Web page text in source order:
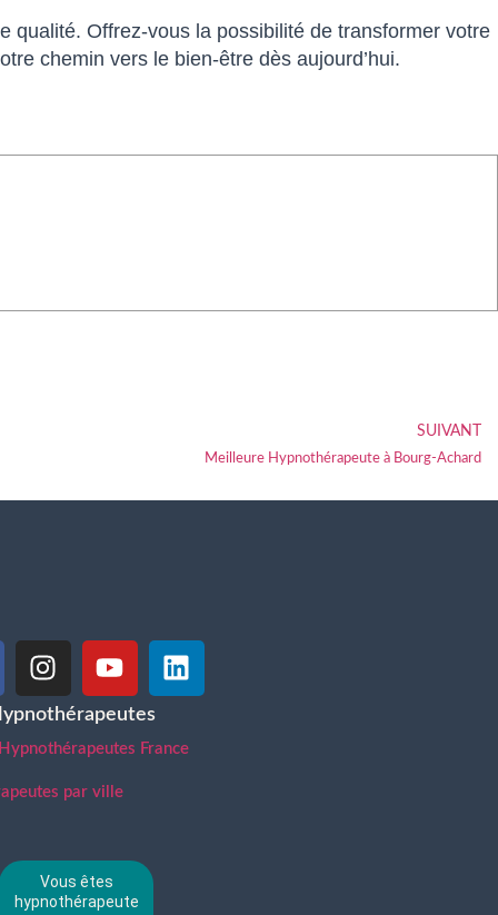
qualité. Offrez-vous la possibilité de transformer votre
chemin vers le bien-être dès aujourd’hui.
SUIVANT
Meilleure Hypnothérapeute à Bourg-Achard
France
par ville
Vous êtes
hypnothérapeute